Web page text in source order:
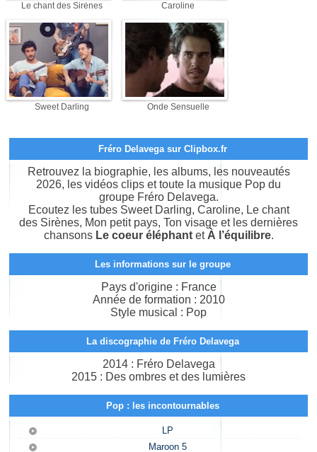
Le chant des Sirènes Caroline
Sweet Darling Onde Sensuelle
Fréro Delavega sur Clipbox.fr
Retrouvez la biographie, les albums, les nouveautés
2026, les vidéos clips et toute la musique Pop du
groupe Fréro Delavega.
Ecoutez les tubes Sweet Darling, Caroline, Le chant
des Sirènes, Mon petit pays, Ton visage et les dernières
chansons Le coeur éléphantet À l’équilibre.
Les informations sur le groupe
Pays d'origine : France
Année de formation : 2010
Style musical : Pop
La discographie de Fréro Delavega
2014 : Fréro Delavega
2015 : Des ombres et des lumières
Pop : les incontournables
LP
Maroon 5